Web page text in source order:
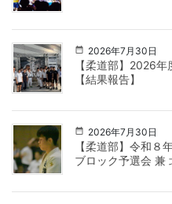
2026年7月30日
【柔道部】2026
【結果報告】
2026年7月30日
【柔道部】令和８
ブロック予選会 兼